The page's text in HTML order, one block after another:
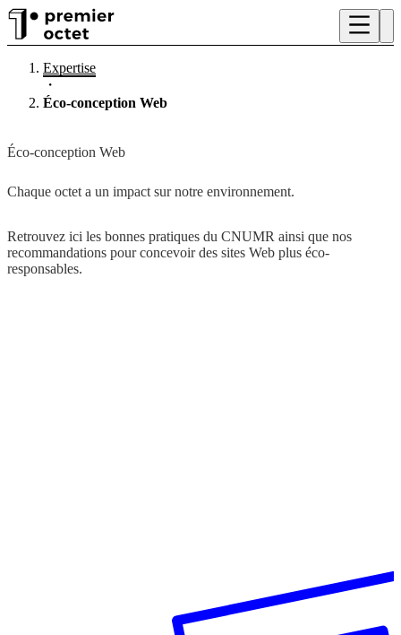
Expertise
・
Éco-conception Web
Éco-conception Web
Chaque octet a un impact sur notre environnement.
Retrouvez ici les bonnes pratiques du CNUMR ainsi que nos
recommandations pour concevoir des sites Web plus éco-
responsables.